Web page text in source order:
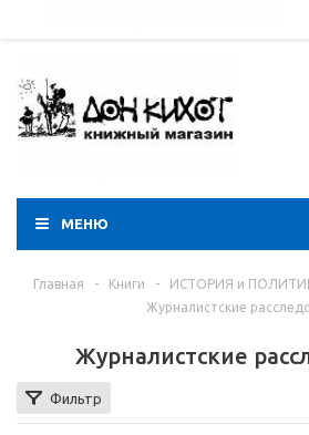
МЕНЮ
Главная - Книги - ИСТОРИЯ и
Журналистские
Журналистские
Фильтр